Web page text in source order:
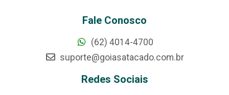
Fale Conosco
(62) 4014-4700
suporte@goiasatacado.com.br
Redes Sociais